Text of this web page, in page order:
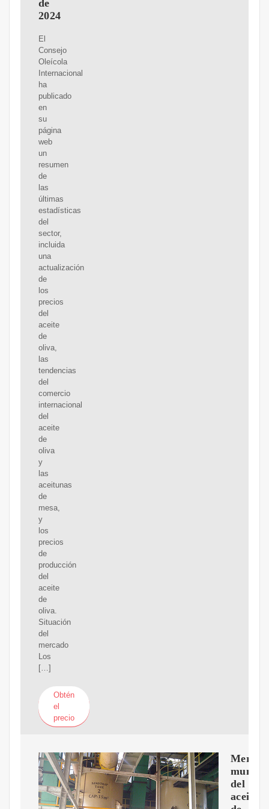
de
2024
El
Consejo
Oleícola
Internacional
ha
publicado
en
su
página
web
un
resumen
de
las
últimas
estadísticas
del
sector,
incluida
una
actualización
de
los
precios
del
aceite
de
oliva,
las
tendencias
del
comercio
internacional
del
aceite
de
oliva
y
las
aceitunas
de
mesa,
y
los
precios
de
producción
del
aceite
de
oliva.
Situación
del
mercado
Los
[…]
Obtén
el
precio
del
aceite